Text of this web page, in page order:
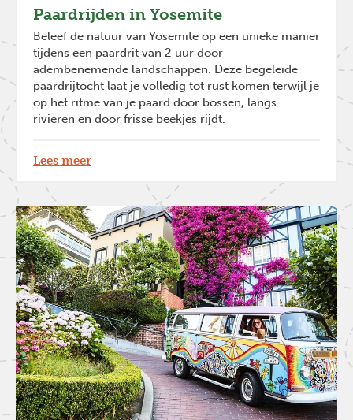
Paardrijden in Yosemite
Beleef de natuur van Yosemite op een unieke manier
tijdens een paardrit van 2 uur door
adembenemende landschappen. Deze begeleide
paardrijtocht laat je volledig tot rust komen terwijl je
op het ritme van je paard door bossen, langs
rivieren en door frisse beekjes rijdt.
Lees meer